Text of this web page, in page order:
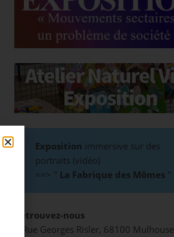
Exposition immersive sur des
portraits (vidéo)
==> " La Fabrique des Mômes "
Retrouvez-nous
3 Rue Georges Risler, 68100 Mulhouse